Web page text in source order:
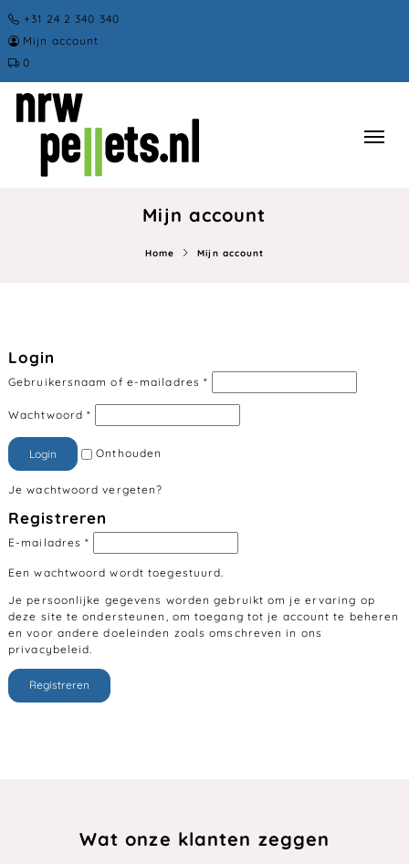
+31 24 2 340 340
Mijn account
0
Mijn account
Home Mijn account
Login
Gebruikersnaam of e-mailadres*
Wachtwoord*
Login Onthouden
Je wachtwoord vergeten?
Registreren
E-mailadres*
Een wachtwoord wordt toegestuurd.
Je persoonlijke gegevens worden gebruikt om je ervaring op
deze site te ondersteunen, om toegang tot je account te beheren
en voor andere doeleinden zoals omschreven in ons
privacybeleid
Registreren
Wat onze klanten zeggen